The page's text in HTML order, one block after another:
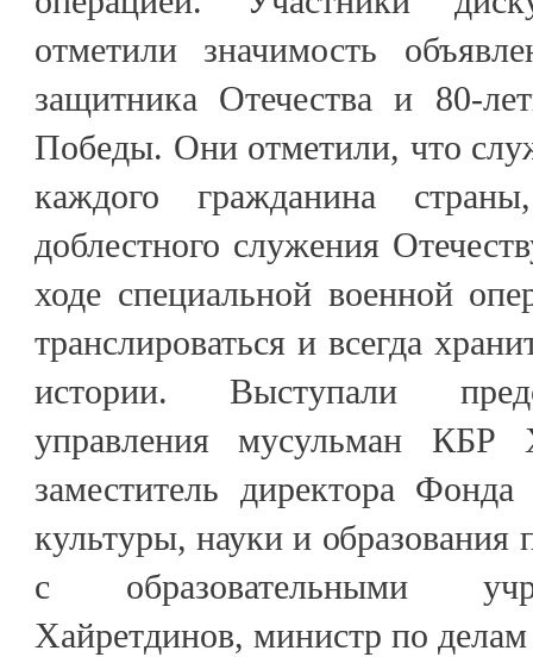
отметили значимость
защитника Отечества и 80-
Победы. Они отметили, что
каждого гражданина
доблестного служения
ходе специальной военной
транслироваться и всегда
истории. Выступали
управления мусульман КБР
заместитель директора
культуры, науки и образования
с образовательными
Хайретдинов, министр по